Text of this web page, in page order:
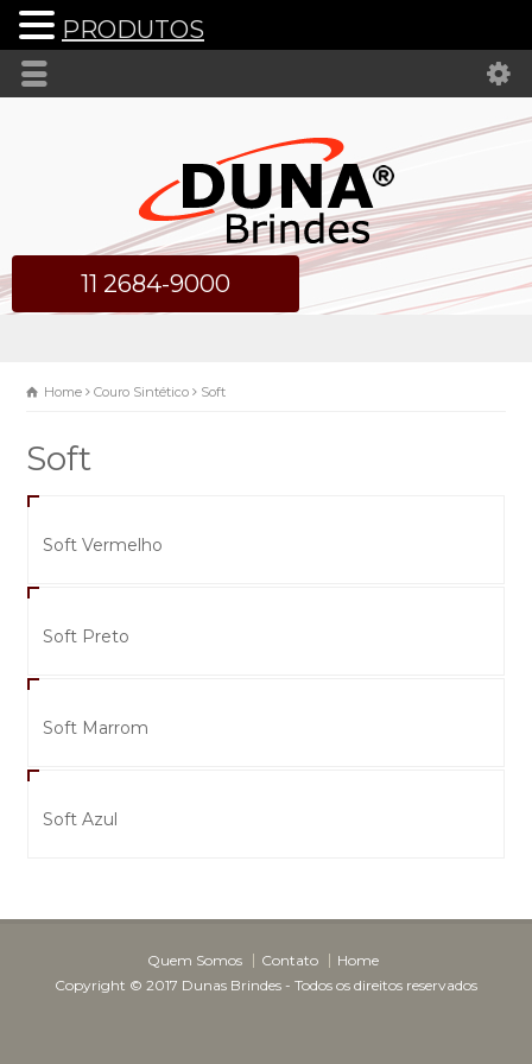
11 2684-9000
Home Couro Sintético Soft
Soft
Soft Vermelho
Soft Preto
Soft Marrom
Soft Azul
Quem Somos Contato
Home
Copyright © 2017 Dunas Brindes - Todos os direitos reservados
PRODUTOS